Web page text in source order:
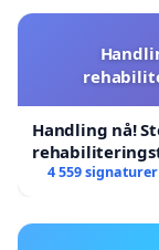
Handling nå!
4 559 signaturer